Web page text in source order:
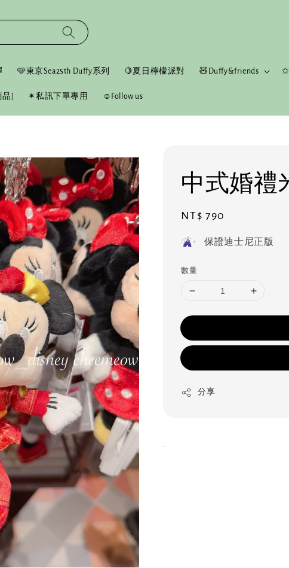
🩵東京Sea25th Duffy系列 🍋夏日檸檬派對 🧸Duffy&friends ✩
] ✶私訊下單專用 ☺︎Follow us
中式婚禮
Regular
price
NT$ 790
保證迪士尼正版
數量
分享
.